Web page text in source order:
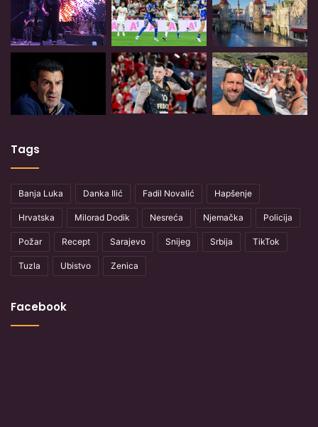
Tags
Banja Luka Danka Ilić Fadil Novalić Hapšenje
Hrvatska Milorad Dodik Nesreća Njemačka Policija
Požar Recept Sarajevo Snijeg Srbija TikTok
Tuzla Ubistvo Zenica
Facebook